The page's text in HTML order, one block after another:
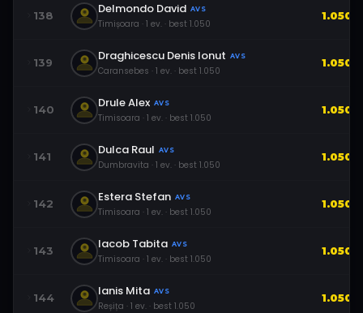
138 Delmondo David AVS
Timișoara · 1 ev. · best 1.050
1.050
139 Draghicescu Denis Ionut AVS
Caransebes · 1 ev. · best 1.050
1.050
140 Drule Alex AVS
Timisoara · 1 ev. · best 1.050
1.050
141 Dulca Raul AVS
Dumbravita · 1 ev. · best 1.050
1.050
142 Estera Stefan AVS
Timisoara · 1 ev. · best 1.050
1.050
143 Iacob Tabita AVS
Timisoara · 1 ev. · best 1.050
1.050
144 Ianis Mita AVS
Reșița · 1 ev. · best 1.050
1.050